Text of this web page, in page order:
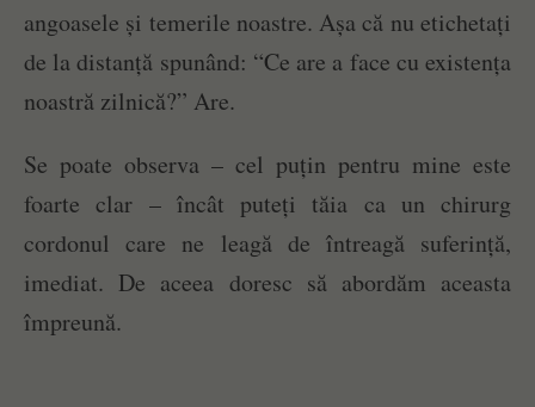
angoasele și temerile noastre. Așa că nu etichetați
de la distanță spunând: “Ce are a face cu existența
noastră zilnică?” Are.
Se poate observa – cel puțin pentru mine este
foarte clar – încât puteți tăia ca un chirurg
cordonul care ne leagă de întreagă suferință,
imediat. De aceea doresc să abordăm aceasta
împreună.